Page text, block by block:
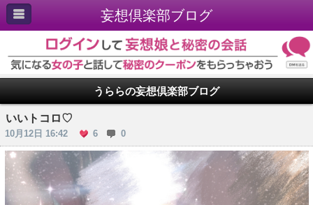
妄想倶楽部ブログ
うららの妄想倶楽部ブログ
いいトコロ♡
10月12日 16:42 6 0